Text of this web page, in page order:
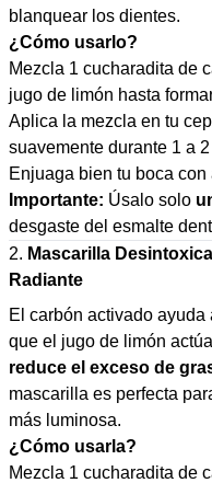
blanquear los dientes.
¿Cómo usarlo?
Mezcla 1 cucharadita de
jugo de limón hasta
Aplica la mezcla en tu
suavemente durante 1 a
Enjuaga bien tu boca con
Importante: Úsalo solo
desgaste del esmalte
2. Mascarilla
Radiante
El carbón activado ayuda
que el jugo de limón
reduce el exceso de
mascarilla es perfecta
más luminosa.
¿Cómo usarla?
Mezcla 1 cucharadita de